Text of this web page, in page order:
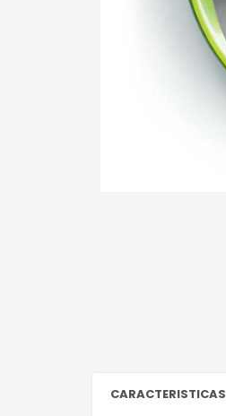
CARACTERISTICAS